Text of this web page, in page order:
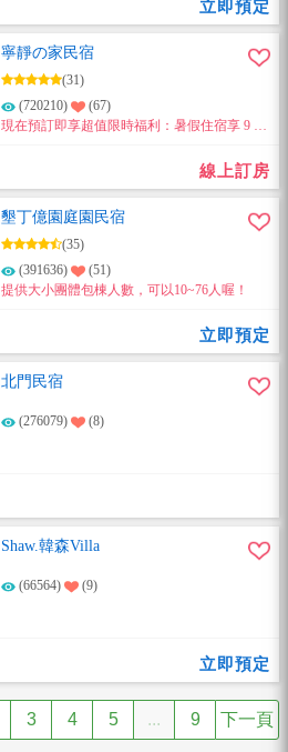
立即預定
寧靜の家民宿
(31)
(720210)
(67)
現在預訂即享超值限時福利：暑假住宿享 9 折
線上訂房
墾丁億園庭園民宿
(35)
(391636)
(51)
提供大小團體包棟人數，可以10~76人喔！
立即預定
北門民宿
(276079) (8)
Shaw.韓森Villa
(66564) (9)
立即預定
3 4 5 ... 9 下一頁